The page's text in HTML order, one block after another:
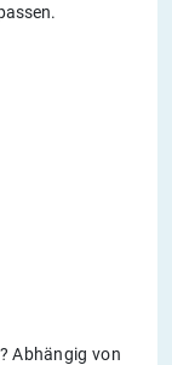
Abhängig von